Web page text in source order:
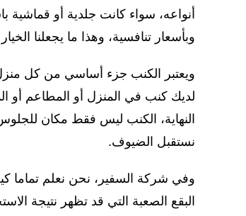
أنواعه، سواء كانت جلدية أو
وبأسعار تنافسية، وهذا ما يجعلنا
ويعتبر الكنب جزء أساسي من كل
لديك كنب في المنزل أو المطاعم أو
النهاية، الكنب ليس فقط مكان
نستقبل الضيوف.
وفي شركة السفير، نحن نعلم تماما
البقع الصعبة التي قد تظهر نتيجة